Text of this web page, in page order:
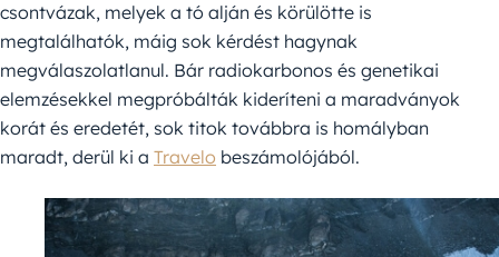
csontvázak, melyek a tó alján és körülötte is
megtalálhatók, máig sok kérdést hagynak
megválaszolatlanul. Bár radiokarbonos és genetikai
elemzésekkel megpróbálták kideríteni a maradványok
korát és eredetét, sok titok továbbra is homályban
maradt, derül ki a Travelo beszámolójából.